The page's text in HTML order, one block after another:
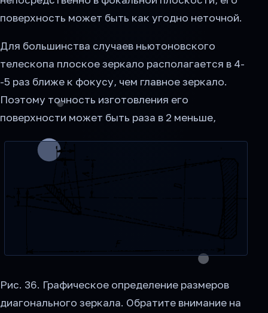
поверхность может быть как угодно неточной.
Для большинства случаев ньютоновского
телескопа плоское зеркало располагается в 4-
-5 раз ближе к фокусу, чем главное зеркало.
Поэтому точность изготовления его
поверхности может быть раза в 2 меньше,
Рис. 36. Графическое определение размеров
диагонального зеркала. Обратите внимание на